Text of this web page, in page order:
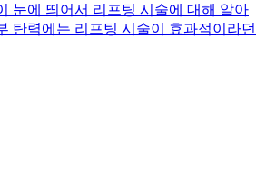
눈에 띄어서 리프팅 시술에 대해 알아
탄력에는 리프팅 시술이 효과적이라던